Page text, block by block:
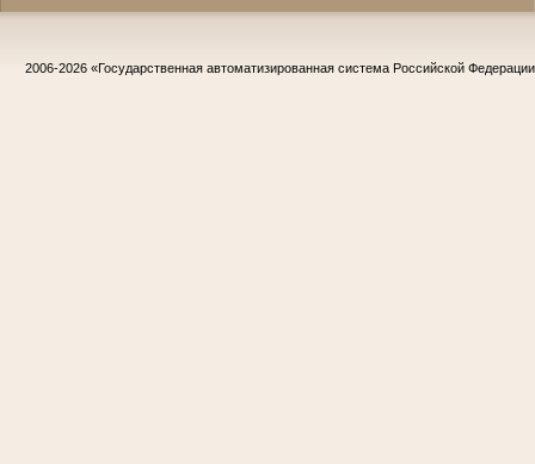
2006-2026 «Государственная автоматизированная система Российской